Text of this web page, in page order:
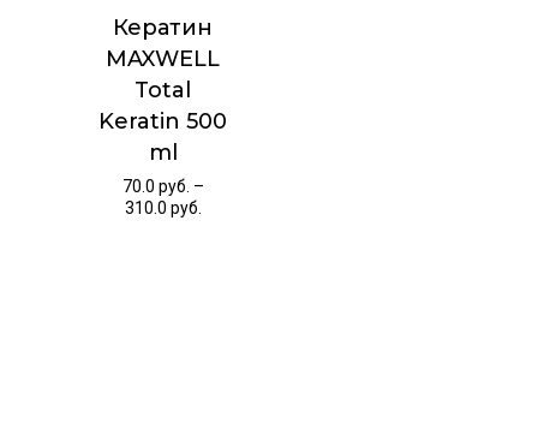
Кератин
MAXWELL
Total
Keratin 500
ml
70.0 руб. –
310.0 руб.